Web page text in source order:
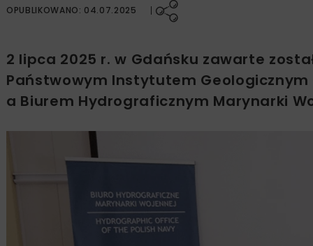
OPUBLIKOWANO: 04.07.2025
2 lipca 2025 r. w Gdańsku zawarte
Państwowym Instytutem
a Biurem Hydrograficznym Marynarki